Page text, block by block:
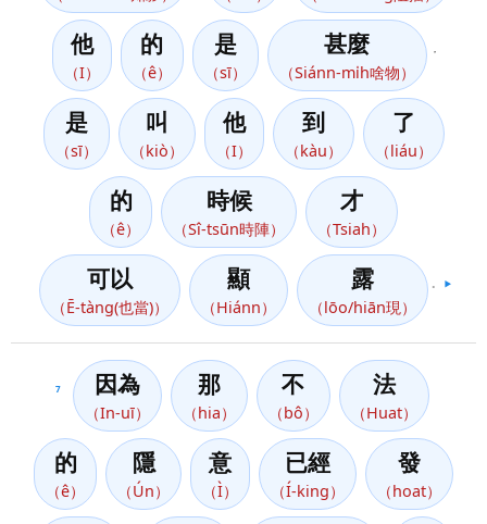
他
（I）
的
（ê）
是
（sī）
甚麼
（Siánn-mi̍h啥物）
是
（sī）
叫
（kiò）
他
（I）
到
（kàu）
了
（liáu）
的
（ê）
時候
（Sî-tsūn時陣）
才
（Tsiah）
可以
（Ē-tàng(也當)）
顯
（Hiánn）
露
（lōo/hiān現）
▶️
7 因為
（In-uī）
那
（hia）
不
（bô）
法
（Huat）
的
（ê）
隱
（Ún）
意
（Ì）
已經
（Í-king）
發
（hoat）